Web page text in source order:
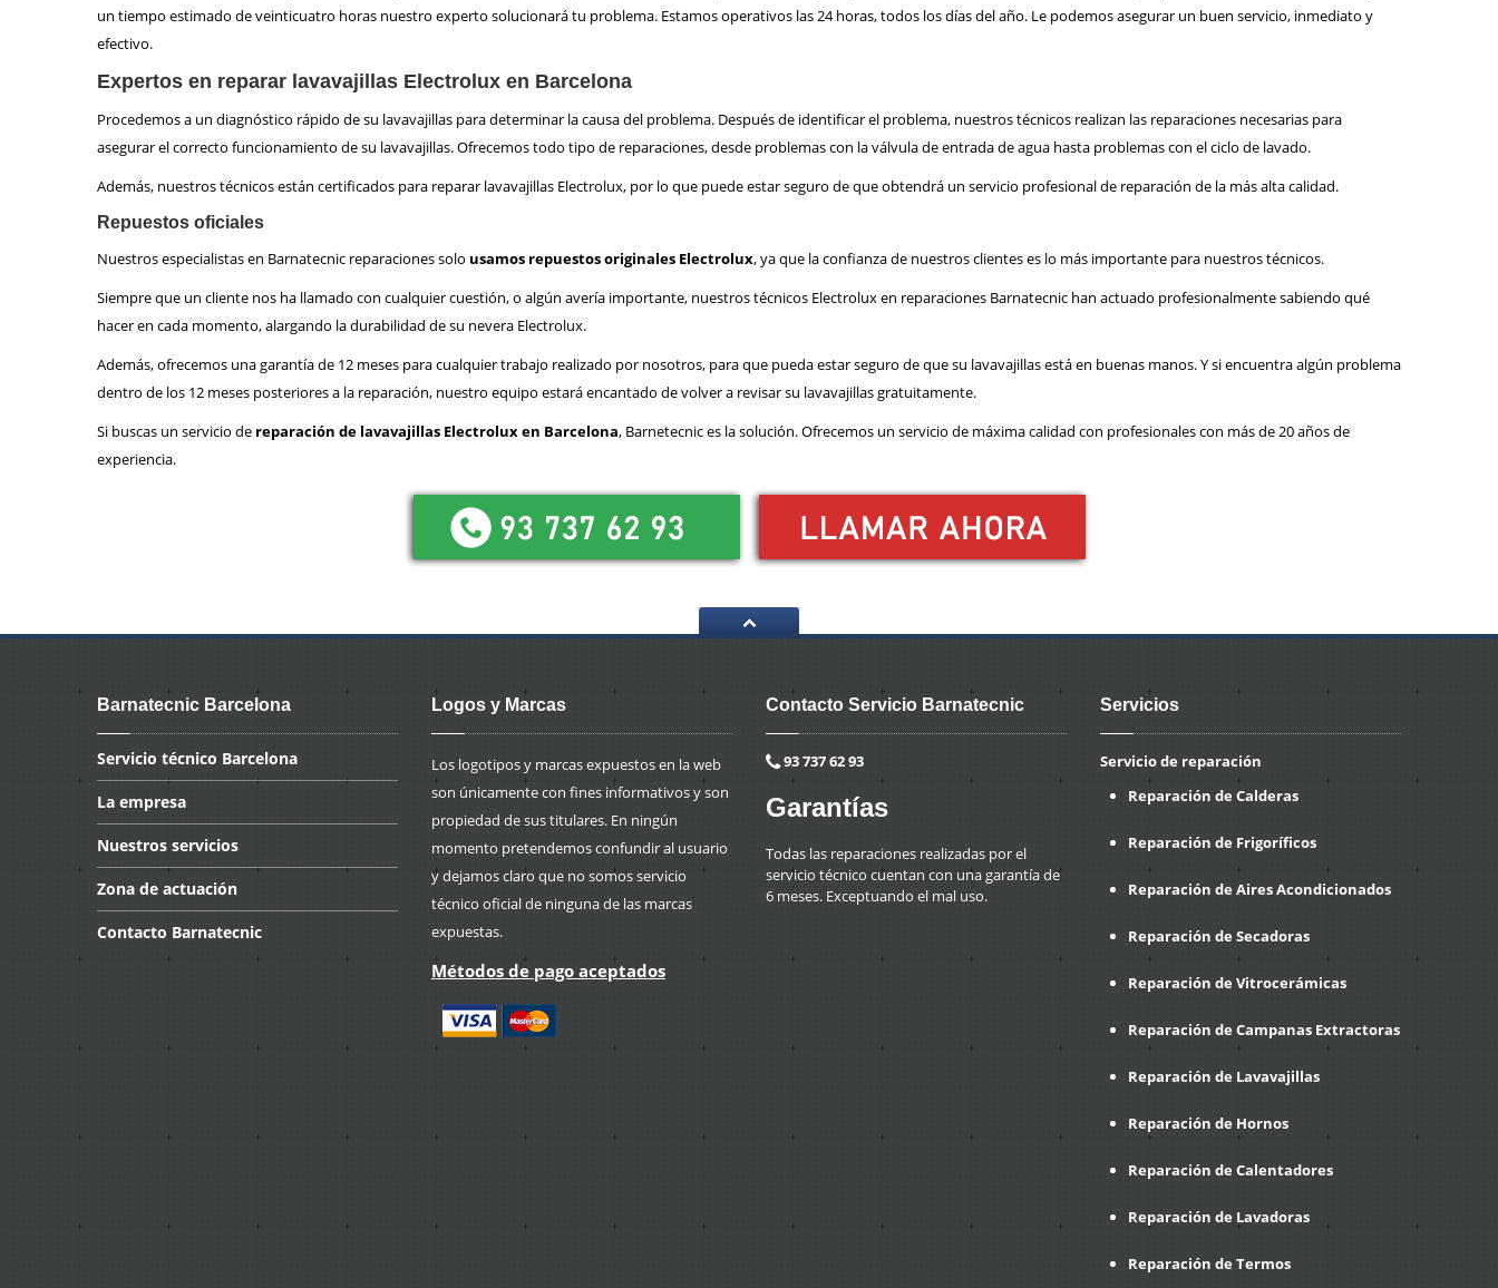
un tiempo estimado de veinticuatro horas nuestro experto solucionará tu problema. Estamos operativos las 24 horas, todos los días del año. Le podemos asegurar un buen servicio, inmediato y
efectivo.
Expertos en reparar lavavajillas Electrolux en Barcelona
Procedemos a un diagnóstico rápido de su lavavajillas para determinar la causa del problema. Después de identificar el problema, nuestros técnicos realizan las reparaciones necesarias para
asegurar el correcto funcionamiento de su lavavajillas. Ofrecemos todo tipo de reparaciones, desde problemas con la válvula de entrada de agua hasta problemas con el ciclo de lavado.
Además, nuestros técnicos están certificados para reparar lavavajillas Electrolux, por lo que puede estar seguro de que obtendrá un servicio profesional de reparación de la más alta calidad.
Repuestos oficiales
Nuestros especialistas en Barnatecnic reparaciones solo usamos repuestos originales Electrolux, ya que la confianza de nuestros clientes es lo más importante para nuestros técnicos.
Siempre que un cliente nos ha llamado con cualquier cuestión, o algún avería importante, nuestros técnicos Electrolux en reparaciones Barnatecnic han actuado profesionalmente sabiendo qué
hacer en cada momento, alargando la durabilidad de su nevera Electrolux.
Además, ofrecemos una garantía de 12 meses para cualquier trabajo realizado por nosotros, para que pueda estar seguro de que su lavavajillas está en buenas manos. Y si encuentra algún problema
dentro de los 12 meses posteriores a la reparación, nuestro equipo estará encantado de volver a revisar su lavavajillas gratuitamente.
Si buscas un servicio de reparación de lavavajillas Electrolux en Barcelona, Barnetecnic es la solución. Ofrecemos un servicio de máxima calidad con profesionales con más de 20 años de
experiencia.
Barnatecnic Barcelona
Servicio técnico Barcelona
La empresa
Nuestros servicios
Zona de actuación
Contacto Barnatecnic
Logos y Marcas
Los logotipos y marcas expuestos en la web
son únicamente con fines informativos y son
propiedad de sus titulares. En ningún
momento pretendemos confundir al usuario
y dejamos claro que no somos servicio
técnico oficial de ninguna de las marcas
expuestas.
Métodos de pago aceptados
Contacto Servicio Barnatecnic
93 737 62 93
Garantías
Todas las reparaciones realizadas por el
servicio técnico cuentan con una garantía de
6 meses. Exceptuando el mal uso.
Servicios
Servicio de reparación
Reparación de Calderas
Reparación de Frigoríficos
Reparación de Aires Acondicionados
Reparación de Secadoras
Reparación de Vitrocerámicas
Reparación de Campanas Extractoras
Reparación de Lavavajillas
Reparación de Hornos
Reparación de Calentadores
Reparación de Lavadoras
Reparación de Termos